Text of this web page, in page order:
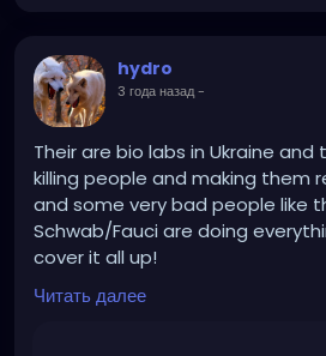
hydro
3 года назад-
Their are bio labs in Ukraine
killing people and making them
and some very bad people like
Schwab/Fauci are doing
cover it all up!
And Russia is destroying those
rid of Nazis so good on them!
Читать далее